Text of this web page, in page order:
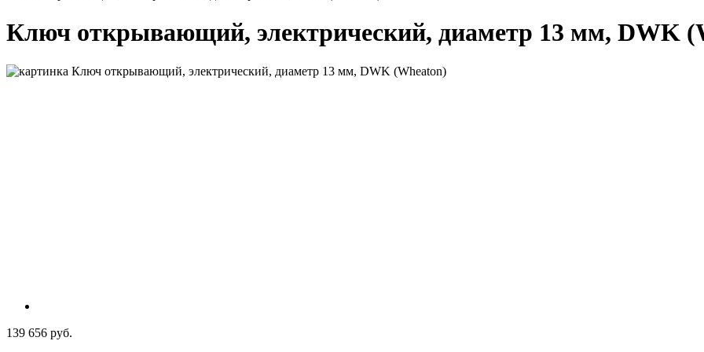
Ключ открывающий, электрический, диаметр 13 мм, DWK
139 656 руб.